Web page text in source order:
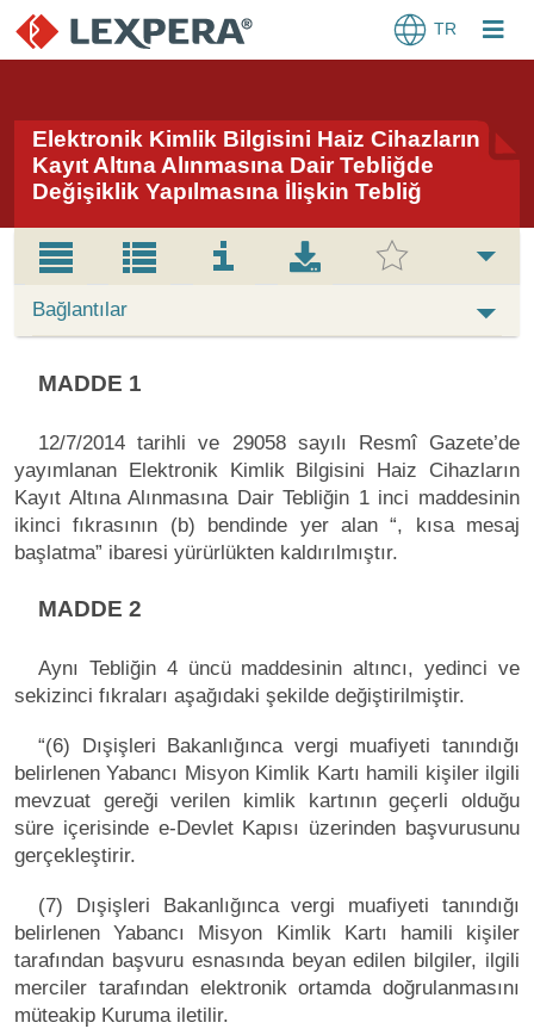
TR
Elektronik Kimlik Bilgisini Haiz Cihazların
Kayıt Altına Alınmasına Dair Tebliğde
Değişiklik Yapılmasına İlişkin Tebliğ
Bağlantılar
MADDE 1
12/7/2014 tarihli ve 29058 sayılı Resmî Gazete’de
yayımlanan Elektronik Kimlik Bilgisini Haiz Cihazların
Kayıt Altına Alınmasına Dair Tebliğin 1 inci maddesinin
ikinci fıkrasının (b) bendinde yer alan “, kısa mesaj
başlatma” ibaresi yürürlükten kaldırılmıştır.
MADDE 2
Aynı Tebliğin 4 üncü maddesinin altıncı, yedinci ve
sekizinci fıkraları aşağıdaki şekilde değiştirilmiştir.
“(6) Dışişleri Bakanlığınca vergi muafiyeti tanındığı
belirlenen Yabancı Misyon Kimlik Kartı hamili kişiler ilgili
mevzuat gereği verilen kimlik kartının geçerli olduğu
süre içerisinde e-Devlet Kapısı üzerinden başvurusunu
gerçekleştirir.
(7) Dışişleri Bakanlığınca vergi muafiyeti tanındığı
belirlenen Yabancı Misyon Kimlik Kartı hamili kişiler
tarafından başvuru esnasında beyan edilen bilgiler, ilgili
merciler tarafından elektronik ortamda doğrulanmasını
müteakip Kuruma iletilir.